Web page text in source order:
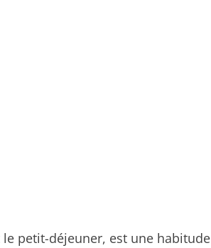
petit-déjeuner, est une habitude